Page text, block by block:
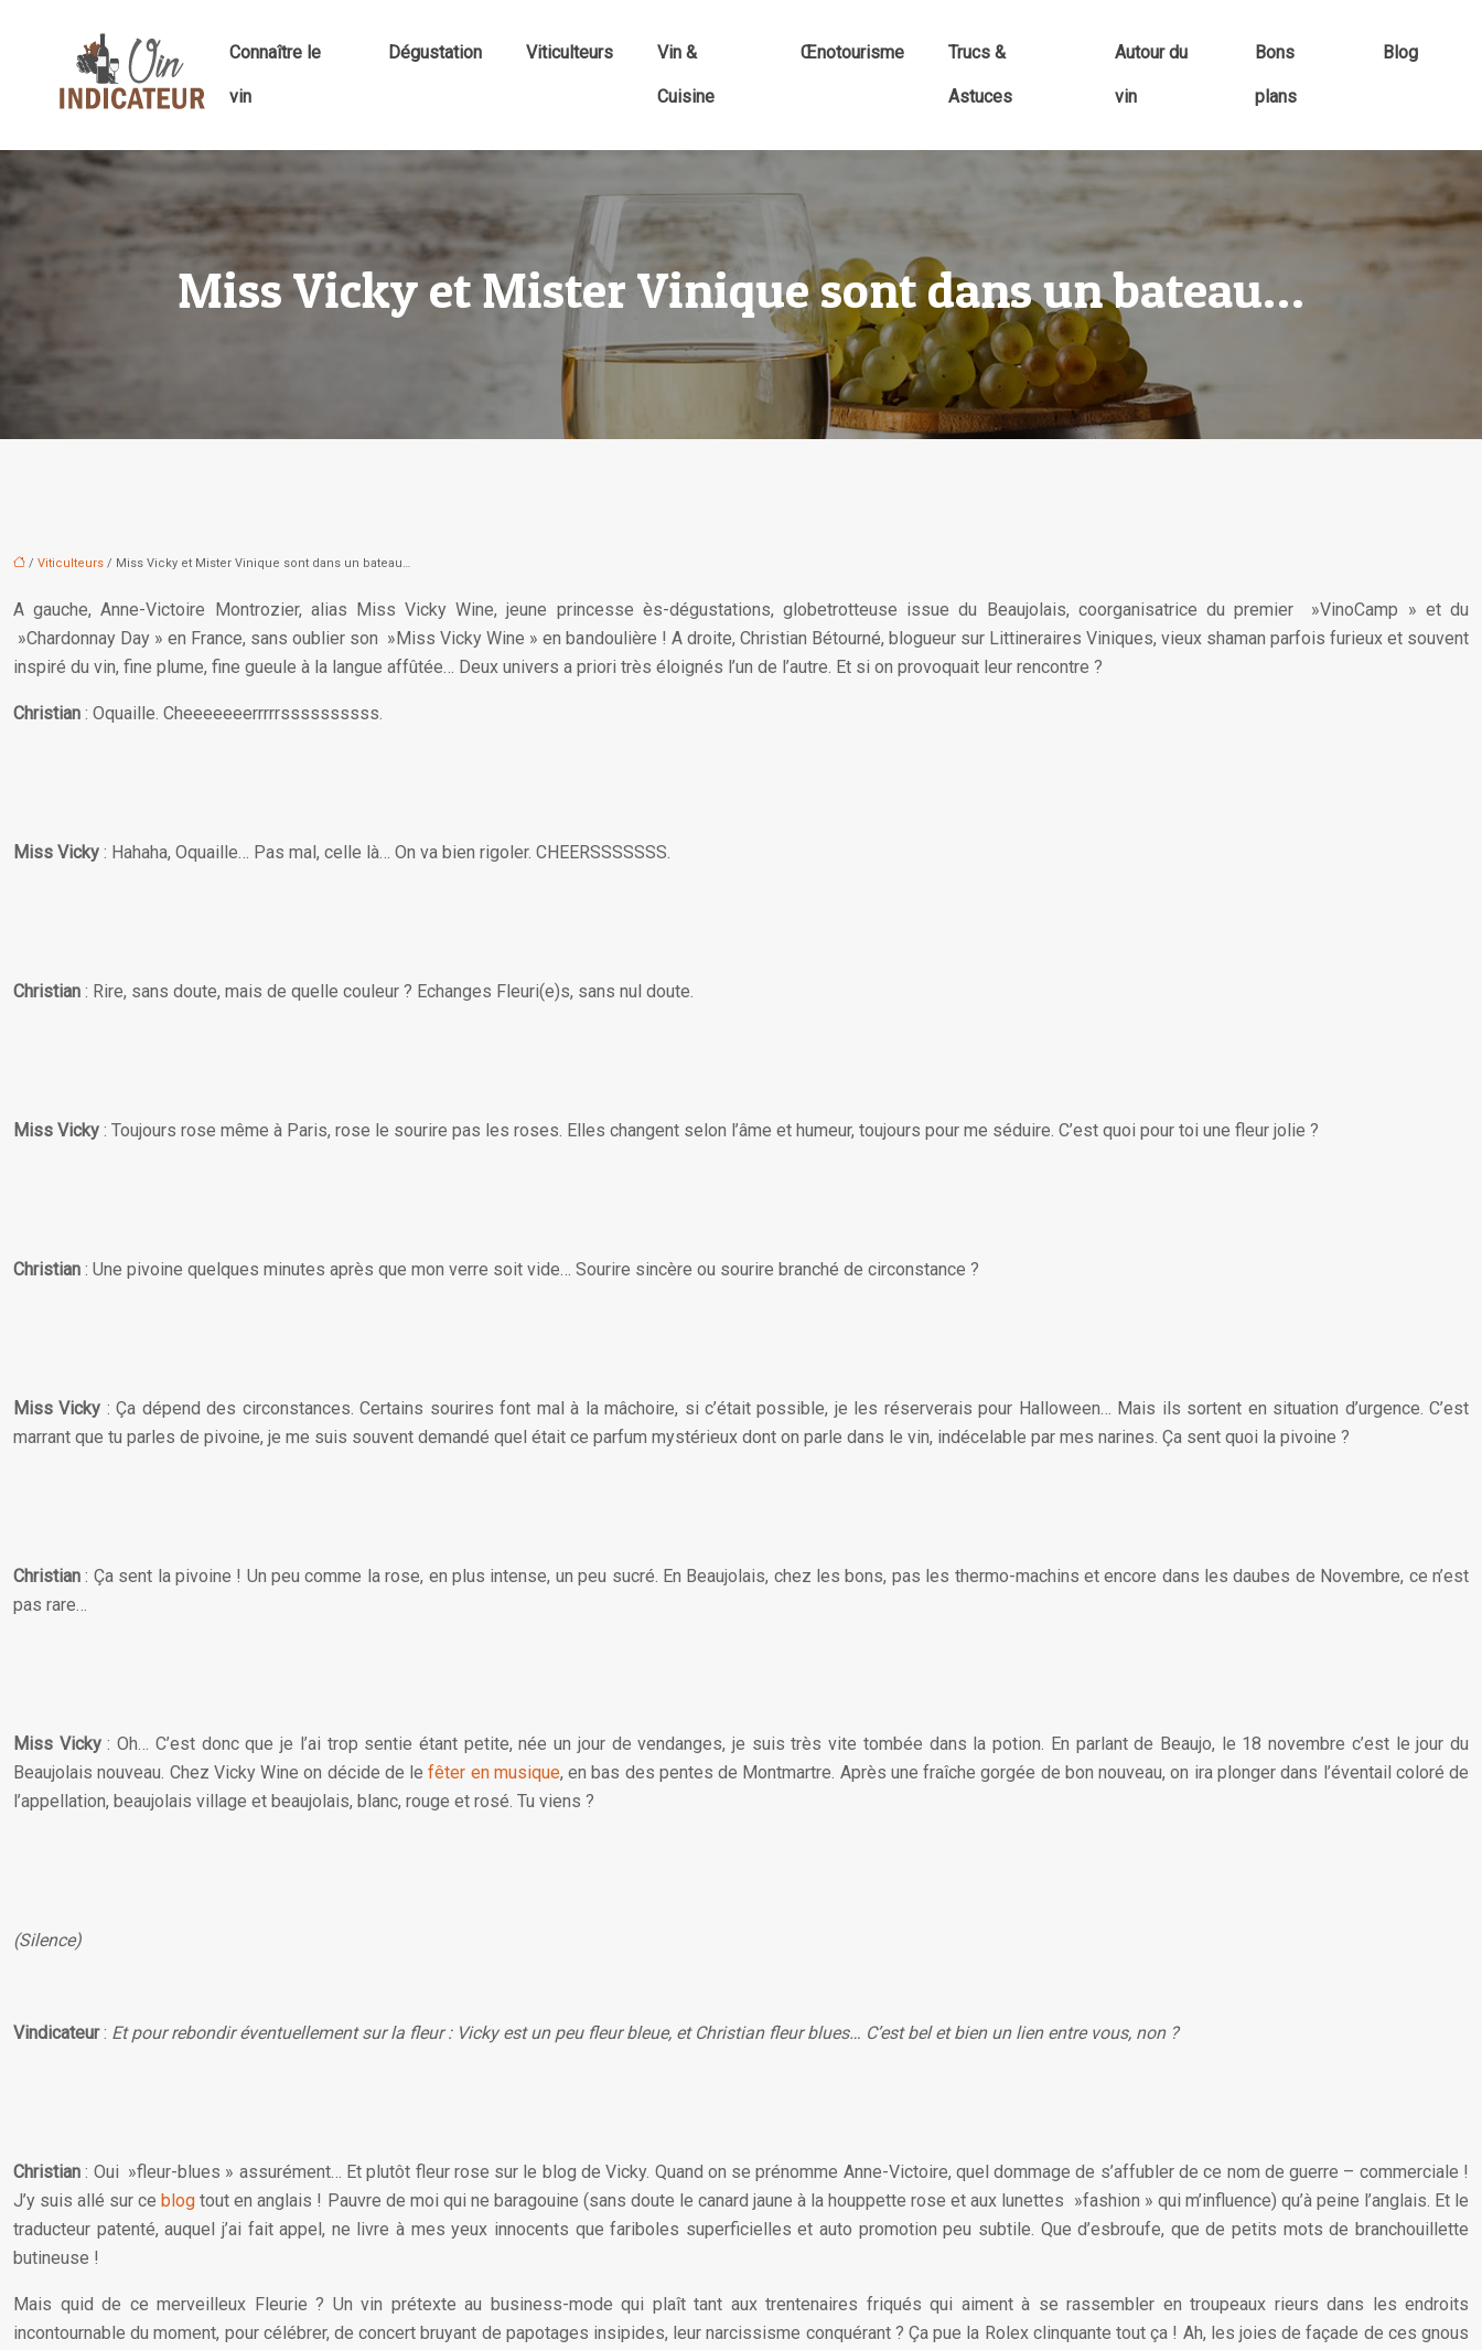
Connaître le
vin
Dégustation Viticulteurs Vin &
Cuisine
Œnotourisme Trucs &
Astuces
Autour du
vin
Bons
plans
Blog
Miss Vicky et Mister Vinique sont dans un bateau…
/ Viticulteurs / Miss Vicky et Mister Vinique sont dans un bateau…
A gauche, Anne-Victoire Montrozier, alias Miss Vicky Wine, jeune princesse ès-dégustations, globetrotteuse issue du Beaujolais, coorganisatrice du premier »VinoCamp » et du
»Chardonnay Day » en France, sans oublier son »Miss Vicky Wine » en bandoulière ! A droite, Christian Bétourné, blogueur sur Littineraires Viniques, vieux shaman parfois furieux et souvent
inspiré du vin, fine plume, fine gueule à la langue affûtée… Deux univers a priori très éloignés l’un de l’autre. Et si on provoquait leur rencontre ?
Christian : Oquaille. Cheeeeeeerrrrrssssssssss.
Miss Vicky : Hahaha, Oquaille… Pas mal, celle là… On va bien rigoler. CHEERSSSSSSS.
Christian : Rire, sans doute, mais de quelle couleur ? Echanges Fleuri(e)s, sans nul doute.
Miss Vicky : Toujours rose même à Paris, rose le sourire pas les roses. Elles changent selon l’âme et humeur, toujours pour me séduire. C’est quoi pour toi une fleur jolie ?
Christian : Une pivoine quelques minutes après que mon verre soit vide… Sourire sincère ou sourire branché de circonstance ?
Miss Vicky : Ça dépend des circonstances. Certains sourires font mal à la mâchoire, si c’était possible, je les réserverais pour Halloween… Mais ils sortent en situation d’urgence. C’est
marrant que tu parles de pivoine, je me suis souvent demandé quel était ce parfum mystérieux dont on parle dans le vin, indécelable par mes narines. Ça sent quoi la pivoine ?
Christian: Ça sent la pivoine ! Un peu comme la rose, en plus intense, un peu sucré. En Beaujolais, chez les bons, pas les thermo-machins et encore dans les daubes de Novembre, ce n’est
pas rare…
Miss Vicky: Oh… C’est donc que je l’ai trop sentie étant petite, née un jour de vendanges, je suis très vite tombée dans la potion. En parlant de Beaujo, le 18 novembre c’est le jour du
Beaujolais nouveau. Chez Vicky Wine on décide de lefêter en musique, en bas des pentes de Montmartre. Après une fraîche gorgée de bon nouveau, on ira plonger dans l’éventail coloré de
l’appellation, beaujolais village et beaujolais, blanc, rouge et rosé. Tu viens ?
(Silence)
Vindicateur: Et pour rebondir éventuellement sur la fleur : Vicky est un peu fleur bleue, et Christian fleur blues… C’est bel et bien un lien entre vous, non ?
Christian : Oui »fleur-blues » assurément… Et plutôt fleur rose sur le blog de Vicky. Quand on se prénomme Anne-Victoire, quel dommage de s’affubler de ce nom de guerre – commerciale !
J’y suis allé sur ceblog tout en anglais ! Pauvre de moi qui ne baragouine (sans doute le canard jaune à la houppette rose et aux lunettes »fashion » qui m’influence) qu’à peine l’anglais. Et le
traducteur patenté, auquel j’ai fait appel, ne livre à mes yeux innocents que fariboles superficielles et auto promotion peu subtile. Que d’esbroufe, que de petits mots de branchouillette
butineuse !
Mais quid de ce merveilleux Fleurie ? Un vin prétexte au business-mode qui plaît tant aux trentenaires friqués qui aiment à se rassembler en troupeaux rieurs dans les endroits
incontournable du moment, pour célébrer, de concert bruyant de papotages insipides, leur narcissisme conquérant ? Ça pue la Rolex clinquante tout ça ! Ah, les joies de façade de ces gnous